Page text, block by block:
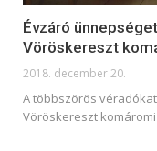
Évzáró
Vöröskereszt
2018. december 20.
A többszörös
Vöröskereszt